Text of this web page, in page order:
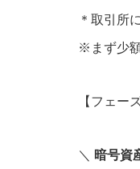
＊取引所
※まず少
【フェー
＼ 暗号資